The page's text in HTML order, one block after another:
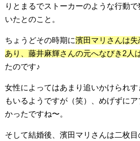
りと まるでストーカーのような行動
いたとのこと。
ちょうどその時期に濱田マリさんは
あり、藤井麻輝さんの元へなびき2人
たのです♪
女性によってはあまり追いかけられ
もいるようですが（笑）、めげずに
かったですね〜。
そして結婚後、濱田マリさんは二枚